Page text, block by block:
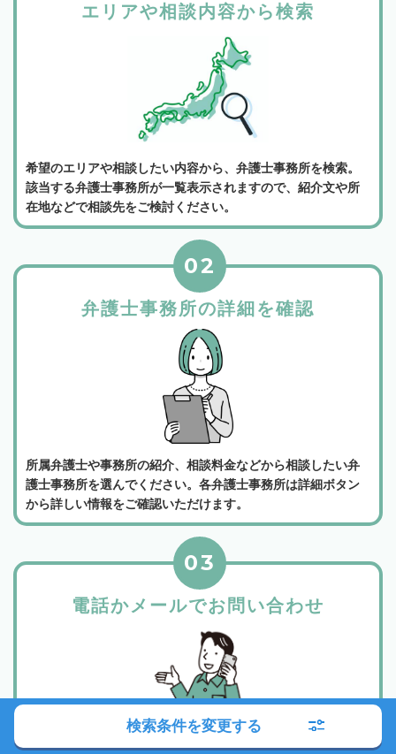
エリアや相談内容から検索
希望のエリアや相談したい内容から、弁護士事務所を検索。
該当する弁護士事務所が一覧表示されますので、紹介文や所
在地などで相談先をご検討ください。
弁護士事務所の詳細を確認
02
所属弁護士や事務所の紹介、相談料金などから相談したい弁
護士事務所を選んでください。各弁護士事務所は詳細ボタン
から詳しい情報をご確認いただけます。
電話かメールでお問い合わせ
03
検索条件を変更する